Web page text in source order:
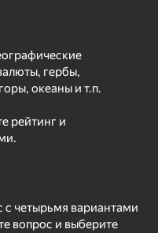
гербы,
океаны и т.п.
рейтинг и
с четырьмя вариантами
вопрос и выберите